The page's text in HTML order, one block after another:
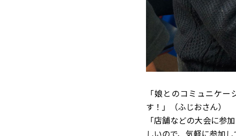
「娘とのコミュニケ
す！」（ふじおさん）
「店舗などの大会に参
しいので、気軽に参加